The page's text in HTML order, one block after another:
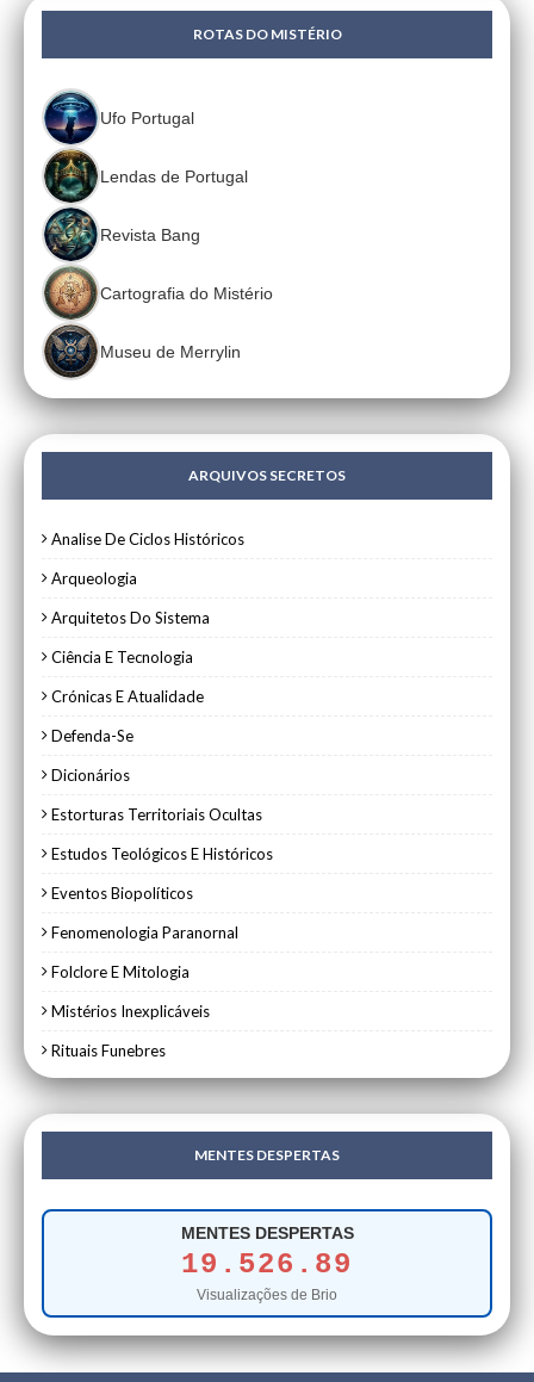
ROTAS DO MISTÉRIO
Ufo Portugal
Lendas de Portugal
Revista Bang
Cartografia do Mistério
Museu de Merrylin
ARQUIVOS SECRETOS
Analise De Ciclos Históricos
Arqueologia
Arquitetos Do Sistema
Ciência E Tecnologia
Crónicas E Atualidade
Defenda-Se
Dicionários
Estorturas Territoriais Ocultas
Estudos Teológicos E Históricos
Eventos Biopolíticos
Fenomenologia Paranornal
Folclore E Mitologia
Mistérios Inexplicáveis
Rituais Funebres
MENTES DESPERTAS
MENTES DESPERTAS
19.526.89
Visualizações de Brio